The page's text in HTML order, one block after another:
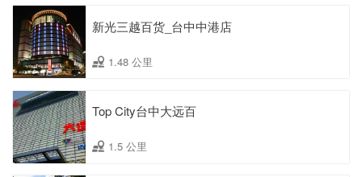
新光三越百货_台中中港店
1.48 公里
Top City台中大远百
1.5 公里